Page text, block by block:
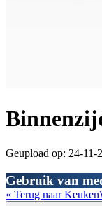
Geupload op: 24-11-
Gebruik van
« Terug naar